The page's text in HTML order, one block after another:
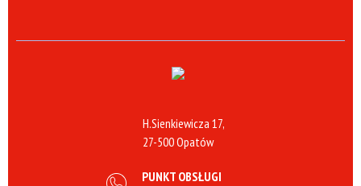
H.Sienkiewicza 17,
27-500 Opatów
PUNKT OBSŁUGI